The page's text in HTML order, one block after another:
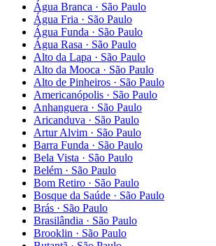
Água Branca · São Paulo
Água Fria · São Paulo
Água Funda · São Paulo
Água Rasa · São Paulo
Alto da Lapa · São Paulo
Alto da Mooca · São Paulo
Alto de Pinheiros · São Paulo
Americanópolis · São Paulo
Anhanguera · São Paulo
Aricanduva · São Paulo
Artur Alvim · São Paulo
Barra Funda · São Paulo
Bela Vista · São Paulo
Belém · São Paulo
Bom Retiro · São Paulo
Bosque da Saúde · São Paulo
Brás · São Paulo
Brasilândia · São Paulo
Brooklin · São Paulo